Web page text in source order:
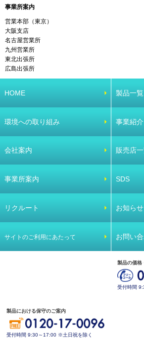
事業所案内
営業本部（東京）
大阪支店
名古屋営業所
九州営業所
東北出張所
広島出張所
HOME 製品一覧
環境への取り組み 事業紹介
会社案内 販売店
事業所案内 SDS
リクルート お知らせ
サイトのご利用にあたって お問い
製品の価格
受付時間
製品における保守のご案内
受付時間 9:30～17:00 ※土日祝を除く